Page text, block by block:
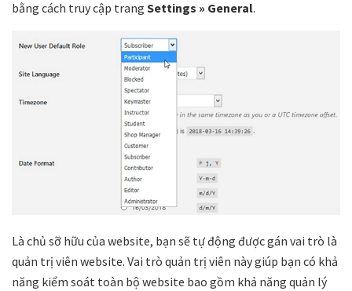
bằng cách truy cập trang Settings » General.
Là chủ sỡ hữu của website, bạn sẽ tự động được gán vai trò là
quản trị viên website. Vai trò quản trị viên này giúp bạn có khả
năng kiểm soát toàn bộ website bao gồm khả năng quản lý